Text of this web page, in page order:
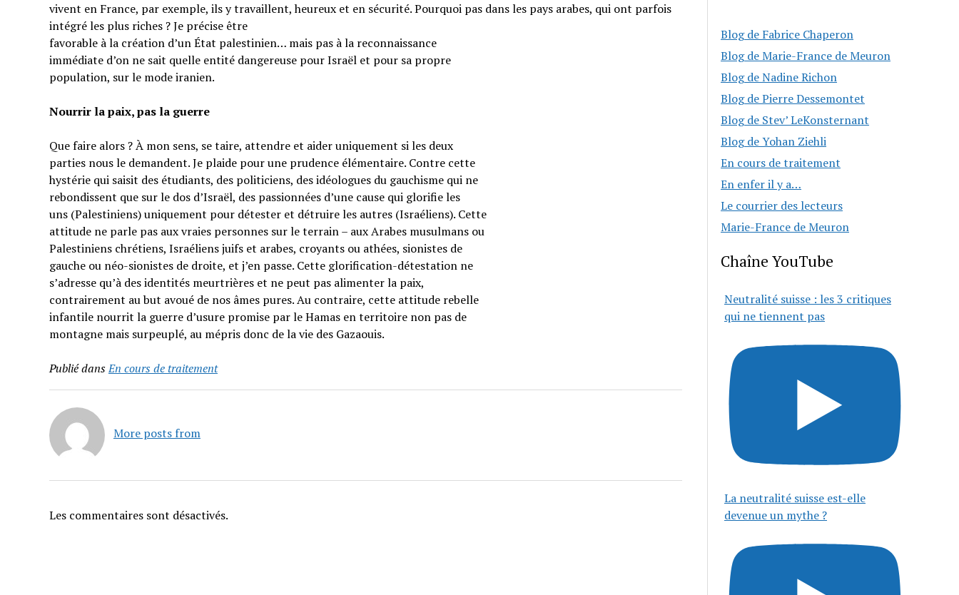
vivent en France, par exemple, ils y travaillent, heureux et en sécurité. Pourquoi pas dans les pays arabes, qui ont parfois
intégré les plus riches ? Je précise être
favorable à la création d’un État palestinien… mais pas à la reconnaissance
immédiate d’on ne sait quelle entité dangereuse pour Israël et pour sa propre
population, sur le mode iranien.
Nourrir la paix, pas la guerre
Que faire alors ? À mon sens, se taire, attendre et aider uniquement si les deux
parties nous le demandent. Je plaide pour une prudence élémentaire. Contre cette
hystérie qui saisit des étudiants, des politiciens, des idéologues du gauchisme qui ne
rebondissent que sur le dos d’Israël, des passionnées d’une cause qui glorifie les
uns (Palestiniens) uniquement pour détester et détruire les autres (Israéliens). Cette
attitude ne parle pas aux vraies personnes sur le terrain – aux Arabes musulmans ou
Palestiniens chrétiens, Israéliens juifs et arabes, croyants ou athées, sionistes de
gauche ou néo-sionistes de droite, et j’en passe. Cette glorification-détestation ne
s’adresse qu’à des identités meurtrières et ne peut pas alimenter la paix,
contrairement au but avoué de nos âmes pures. Au contraire, cette attitude rebelle
infantile nourrit la guerre d’usure promise par le Hamas en territoire non pas de
montagne mais surpeuplé, au mépris donc de la vie des Gazaouis.
Publié dansEn cours de traitement
More posts from
Les commentaires sont désactivés.
Blog de Fabrice Chaperon
Blog de Marie-France de Meuron
Blog de Nadine Richon
Blog de Pierre Dessemontet
Blog de Stev’ LeKonsternant
Blog de Yohan Ziehli
En cours de traitement
En enfer il y a…
Le courrier des lecteurs
Marie-France de Meuron
Chaîne YouTube
Neutralité suisse : les 3 critiques
qui ne tiennent pas
La neutralité suisse est-elle
devenue un mythe ?